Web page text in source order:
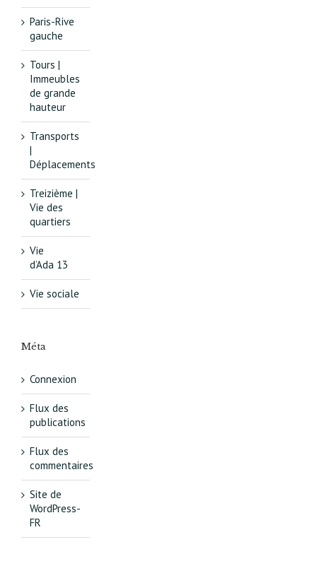
Paris-Rive
gauche
Tours |
Immeubles
de grande
hauteur
Transports
|
Déplacements
Treizième |
Vie des
quartiers
Vie
d’Ada 13
Vie sociale
Méta
Connexion
Flux des
publications
Flux des
commentaires
Site de
WordPress-
FR